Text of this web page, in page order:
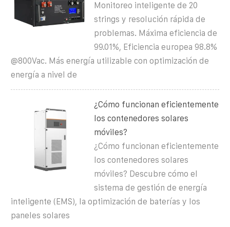
Monitoreo inteligente de 20
strings y resolución rápida de
problemas. Máxima eficiencia de
99.01%, Eficiencia europea 98.8%
@800Vac. Más energía utilizable con optimización de
energía a nivel de
¿Cómo funcionan eficientemente
los contenedores solares
móviles?
¿Cómo funcionan eficientemente
los contenedores solares
móviles? Descubre cómo el
sistema de gestión de energía
inteligente (EMS), la optimización de baterías y los
paneles solares